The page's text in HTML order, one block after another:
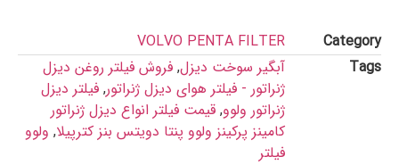
Category
VOLVO PENTA FILTER
Tags
آبگیر سوخت دیزل, فروش فیلتر روغن دیزل
ژنراتور - فیلتر هوای دیزل ژنراتور, فیلتر دیزل
ژنراتور ولوو, قیمت فیلتر انواع دیزل ژنراتور
کامینز پرکینز ولوو پنتا دویتس بنز کترپیلا, ولوو
فیلتر